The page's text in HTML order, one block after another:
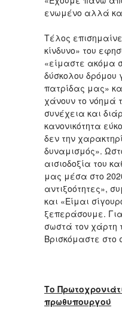
ενωμένο αλλά
Τέλος
κίνδυνο» του
«είμαστε ακόμα
δύσκολου δρόμου
πατρίδας μας»
χάνουν το νόημά
συνέχεια και
κανονικότητα
δεν την
δυναμισμός».
αισιοδοξία του
μας μέσα στο
αντιξοότητες»,
και «Είμαι
ξεπεράσουμε.
σωστά τον χάρτη
Βρισκόμαστε στο
Το
πρωθυπουργού